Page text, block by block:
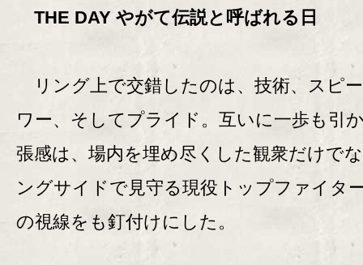
THE DAY やがて伝説と呼ばれる日
リング上で交錯したのは、技術、スピ
ワー、そしてプライド。互いに一歩も引
張感は、場内を埋め尽くした観衆だけで
ングサイドで見守る現役トップファイタ
の視線をも釘付けにした。